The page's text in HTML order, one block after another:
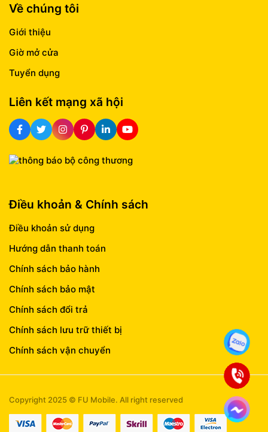
Về chúng tôi
Giới thiệu
Giờ mở cửa
Tuyển dụng
Liên kết mạng xã hội
Điều khoản & Chính sách
Điều khoản sử dụng
Hướng dẫn thanh toán
Chính sách bảo hành
Chính sách bảo mật
Chính sách đổi trả
Chính sách lưu trữ thiết bị
Chính sách vận chuyển
Copyright 2025 © FU Mobile. All right reserved